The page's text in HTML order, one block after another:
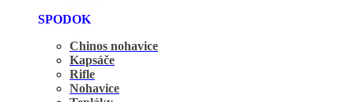
SPODOK
Chinos nohavice
Kapsáče
Rifle
Nohavice